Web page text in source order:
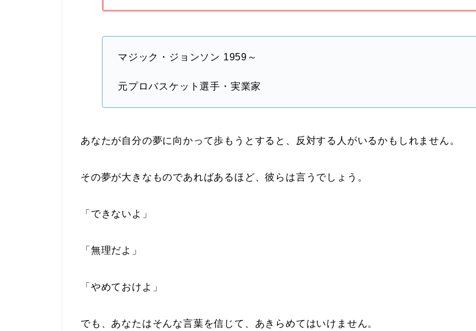
マジック・ジョンソン 1959～
元プロバスケット選手・実業家
あなたが自分の夢に向かって歩もうとすると、反対する人がいるかもしれません。
その夢が大きなものであればあるほど、彼らは言うでしょう。
「できないよ」
「無理だよ」
「やめておけよ」
でも、あなたはそんな言葉を信じて、あきらめてはいけません。